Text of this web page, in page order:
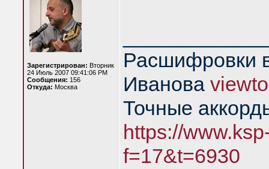
Зарегистрирован: Вторник
24 Июль 2007 09:41:06 PM
Сообщения: 156
Откуда: Москва
Расшифровки
Иванова
Точные
https://
f=17&t=6930